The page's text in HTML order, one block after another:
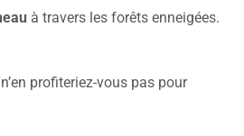
à travers les forêts enneigées.
profiteriez-vous pas pour